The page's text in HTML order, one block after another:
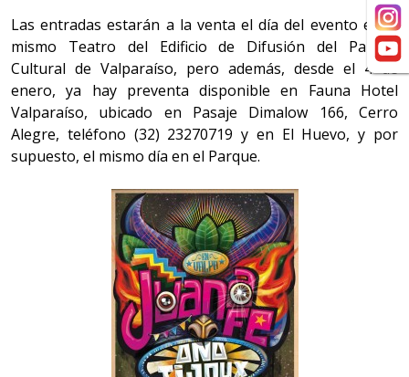
Las entradas estarán a la venta el día del evento en el
mismo Teatro del Edificio de Difusión del Parque
Cultural de Valparaíso, pero además, desde el 4 de
enero, ya hay preventa disponible en Fauna Hotel
Valparaíso, ubicado en Pasaje Dimalow 166, Cerro
Alegre, teléfono (32) 23270719 y en El Huevo, y por
supuesto, el mismo día en el Parque.